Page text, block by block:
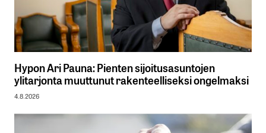
Hypon Ari Pauna: Pienten sijoitusasuntojen
ylitarjonta muuttunut rakenteelliseksi ongelmaksi
4.8.2026